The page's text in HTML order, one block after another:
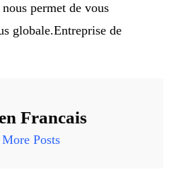
permet de vous
globale.Entreprise de
Francais
Posts